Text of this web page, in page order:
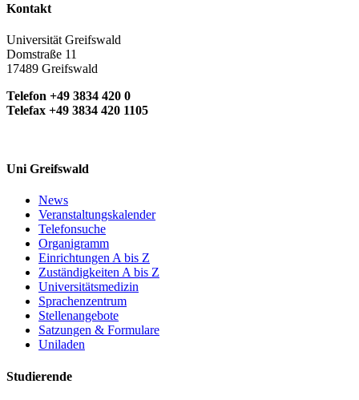
Kontakt
Universität Greifswald
Domstraße 11
17489 Greifswald
Telefon +49 3834 420 0
Telefax +49 3834 420 1105
Uni Greifswald
News
Veranstaltungskalender
Telefonsuche
Organigramm
Einrichtungen A bis Z
Zuständigkeiten A bis Z
Universitätsmedizin
Sprachenzentrum
Stellenangebote
Satzungen & Formulare
Uniladen
Studierende